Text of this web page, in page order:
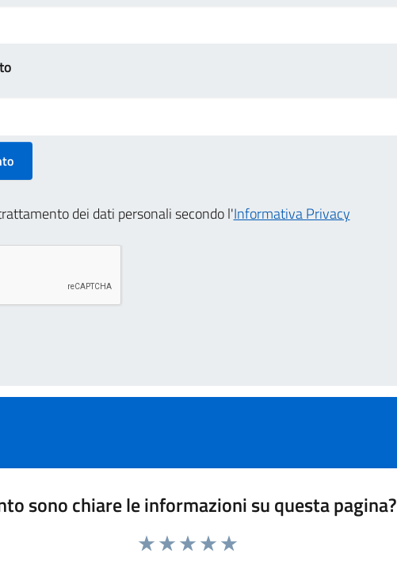
dei dati personali secondo l'Informativa Privacy
sono chiare le informazioni su questa pagina?